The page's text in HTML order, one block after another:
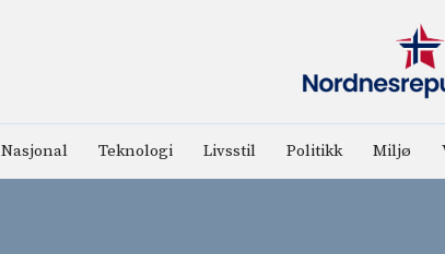
Nasjonal Teknologi Livsstil Politikk Miljø